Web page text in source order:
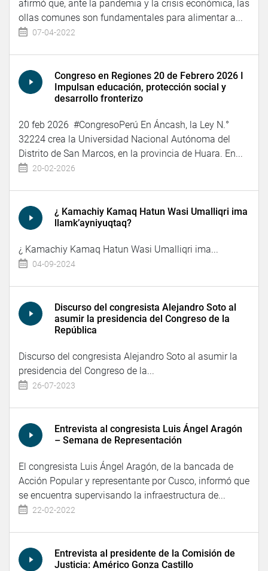
afirmó que, ante la pandemia y la crisis económica, las
ollas comunes son fundamentales para alimentar a...
07-04-2022
Congreso en Regiones 20 de Febrero 2026 I
Impulsan educación, protección social y
desarrollo fronterizo
20 feb 2026 #CongresoPerú En Áncash, la Ley N.°
32224 crea la Universidad Nacional Autónoma del
Distrito de San Marcos, en la provincia de Huara. En...
20-02-2026
¿ Kamachiy Kamaq Hatun Wasi Umalliqri ima
llamk’ayniyuqtaq?
¿ Kamachiy Kamaq Hatun Wasi Umalliqri ima...
04-09-2024
Discurso del congresista Alejandro Soto al
asumir la presidencia del Congreso de la
República
Discurso del congresista Alejandro Soto al asumir la
presidencia del Congreso de la...
26-07-2023
Entrevista al congresista Luis Ángel Aragón
– Semana de Representación
El congresista Luis Ángel Aragón, de la bancada de
Acción Popular y representante por Cusco, informó que
se encuentra supervisando la infraestructura de...
22-02-2022
Entrevista al presidente de la Comisión de
Justicia: Américo Gonza Castillo